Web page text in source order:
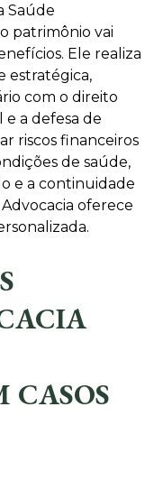
Saúde
patrimônio vai
Ele realiza
estratégica,
com o direito
a defesa de
riscos financeiros
de saúde,
e a continuidade
oferece
CASOS